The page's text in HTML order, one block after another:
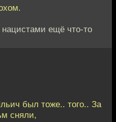
нацистами ещё что-то
был тоже.. того.. За
сняли,